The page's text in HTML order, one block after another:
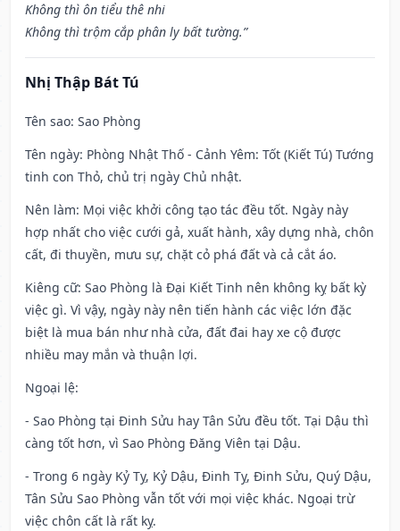
Không thì ôn tiểu thê nhi
Không thì trộm cắp phân ly bất tường.”
Nhị Thập Bát Tú
Tên sao: Sao Phòng
Tên ngày: Phòng Nhật Thố - Cảnh Yêm: Tốt (Kiết Tú) Tướng
tinh con Thỏ, chủ trị ngày Chủ nhật.
Nên làm: Mọi việc khởi công tạo tác đều tốt. Ngày này
hợp nhất cho việc cưới gả, xuất hành, xây dựng nhà, chôn
cất, đi thuyền, mưu sự, chặt cỏ phá đất và cả cắt áo.
Kiêng cữ: Sao Phòng là Đại Kiết Tinh nên không kỵ bất kỳ
việc gì. Vì vậy, ngày này nên tiến hành các việc lớn đặc
biệt là mua bán như nhà cửa, đất đai hay xe cộ được
nhiều may mắn và thuận lợi.
Ngoại lệ:
- Sao Phòng tại Đinh Sửu hay Tân Sửu đều tốt. Tại Dậu thì
càng tốt hơn, vì Sao Phòng Đăng Viên tại Dậu.
- Trong 6 ngày Kỷ Tỵ, Kỷ Dậu, Đinh Tỵ, Đinh Sửu, Quý Dậu,
Tân Sửu Sao Phòng vẫn tốt với mọi việc khác. Ngoại trừ
việc chôn cất là rất kỵ.